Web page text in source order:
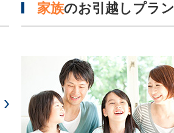
家族のお引越しプラン